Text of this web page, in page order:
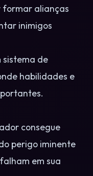
formar alianças
inimigos
sistema de
habilidades e
consegue
perigo iminente
em sua